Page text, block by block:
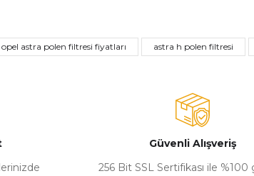
Yorum Yaz
opel astra polen filtresi fiyatları astra h polen filtresi
Güvenli Alışveriş
256 Bit SSL Sertifikası ile %100